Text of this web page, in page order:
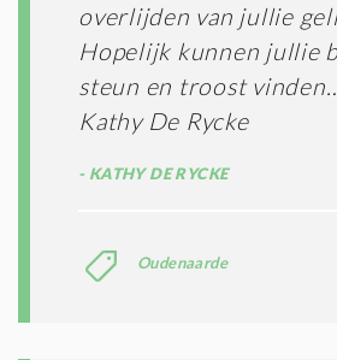
overlijden van jullie
Hopelijk kunnen jullie
steun en troost
Kathy De Rycke
KATHY DE RYCKE
Oudenaarde